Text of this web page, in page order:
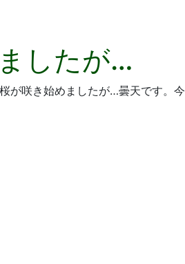
したが…
が咲き始めましたが…曇天です。